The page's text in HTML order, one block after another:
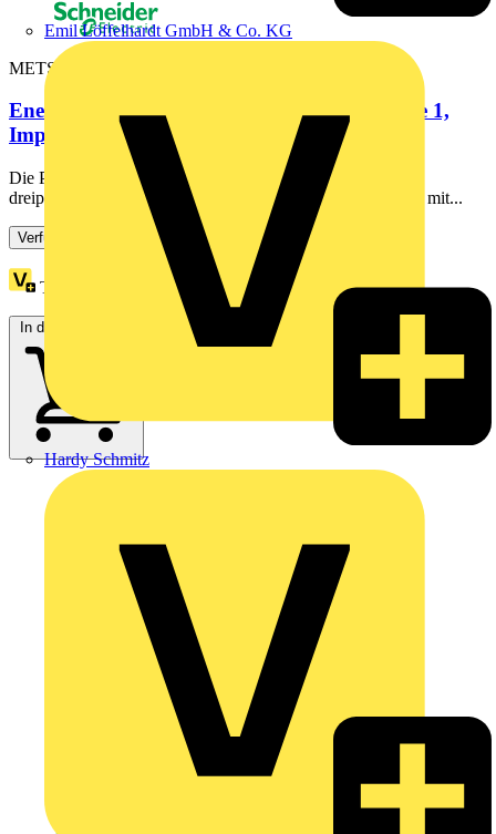
Emil Löffelhardt GmbH & Co. KG
Hardy Schmitz
METSEEM3212
Energiezähler EM3212, 3 phasig, 63 A, Klasse 1,
Impulsausgang
Die PowerLogic EM3000-Serie umfasst eine Reihe von
dreiphasigen, auf DIN-Schienen montierten Energiezählern mit...
Verfügbar: 2 Händler
Treuepunkte:
In den Warenkorb